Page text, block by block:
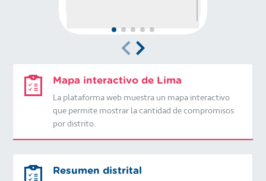
Mapa interactivo de Lima
La plataforma web muestra un mapa interactivo
que permite mostrar la cantidad de compromisos
por distrito.
Resumen distrital